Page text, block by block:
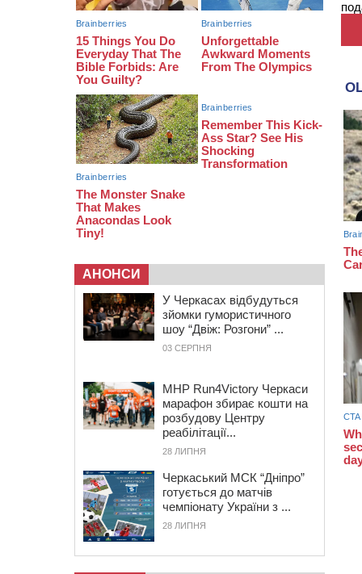
водовідведення з 2027 року
09:08 Встановити гойдалки, карусель і
закупити іграшки: у Черкасах
просять покращити умови в
дитсадку
АНОНСИ
У Черкасах відбудуться
зйомки гумористичного
шоу “Двіж: Розгони” ...
03 СЕРПНЯ
MHP Run4Victory Черкаси
марафон збирає кошти на
розбудову Центру
реабілітації...
28 ЛИПНЯ
Черкаський МСК “Дніпро”
готується до матчів
чемпіонату України з ...
28 ЛИПНЯ